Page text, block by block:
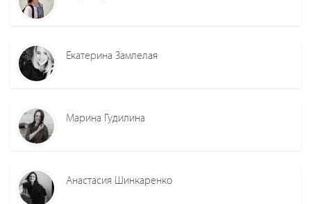
Екатерина Замлелая
Марина Гудилина
Анастасия Шинкаренко